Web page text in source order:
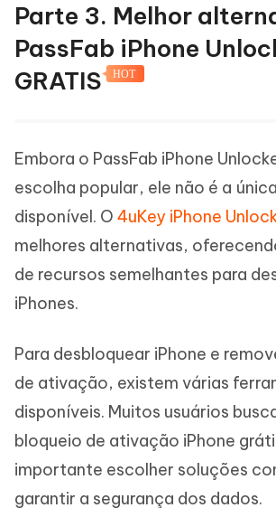
Parte 3. Melhor
PassFab iPhone
GRATIS
HOT
Embora o PassFab iPhone
escolha popular, ele não é a
disponível. O 4uKey iPhone
melhores alternativas,
de recursos semelhantes para
iPhones.
Para desbloquear iPhone e
de ativação, existem várias
disponíveis. Muitos usuários
bloqueio de ativação iPhone
importante escolher soluções
garantir a segurança dos dados.